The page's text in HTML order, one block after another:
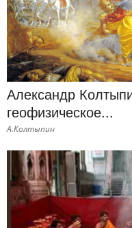
Александр
геофизическое...
А.Колтыпин